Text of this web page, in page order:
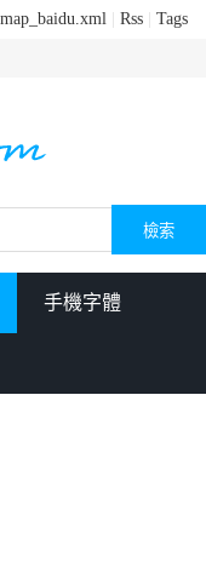
Rss Tags
手機字體